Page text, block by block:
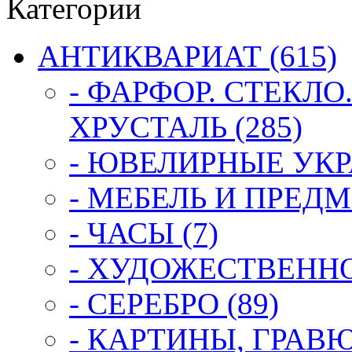
Категории
АНТИКВАРИАТ (615)
- ФАРФОР.
ХРУСТАЛЬ (285)
- ЮВЕЛИРНЫЕ
- МЕБЕЛЬ И
- ЧАСЫ (7)
-
- СЕРЕБРО (89)
- КАРТИНЫ,